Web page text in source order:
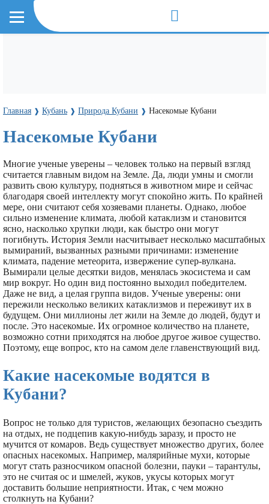
Главная ❱ Кубань ❱ Природа Кубани ❱ Насекомые Кубани
Насекомые Кубани
Многие ученые уверены – человек только на первый взгляд
считается главным видом на Земле. Да, люди умны и смогли
развить свою культуру, подняться в животном мире и сейчас
благодаря своей интеллекту могут спокойно жить. По крайней
мере, они считают себя хозяевами планеты. Однако, любое
сильно изменение климата, любой катаклизм и становится
ясно, насколько хрупки люди, как быстро они могут
погибнуть. История Земли насчитывает несколько масштабных
вымираний, вызванных разными причинами: изменение
климата, падение метеорита, извержение супер-вулкана.
Вымирали целые десятки видов, менялась экосистема и сам
мир вокруг. Но один вид постоянно выходил победителем.
Даже не вид, а целая группа видов. Ученые уверены: они
пережили несколько великих катаклизмов и переживут их в
будущем. Они миллионы лет жили на Земле до людей, будут и
после. Это насекомые. Их огромное количество на планете,
возможно сотни приходятся на любое другое живое существо.
Поэтому, еще вопрос, кто на самом деле главенствующий вид.
Какие насекомые водятся в
Кубани?
Вопрос не только для туристов, желающих безопасно съездить
на отдых, не подцепив какую-нибудь заразу, и просто не
мучится от комаров. Ведь существует множество других, более
опасных насекомых. Например, малярийные мухи, которые
могут стать разносчиком опасной болезни, пауки – тарантулы,
это не считая ос и шмелей, жуков, укусы которых могут
доставить большие неприятности. Итак, с чем можно
столкнуть на Кубани?